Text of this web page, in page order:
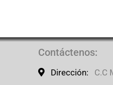
Contáctenos:
Dirección: C.C